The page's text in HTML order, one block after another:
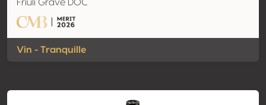
Friuli Grave DOC
Vin - Tranquille